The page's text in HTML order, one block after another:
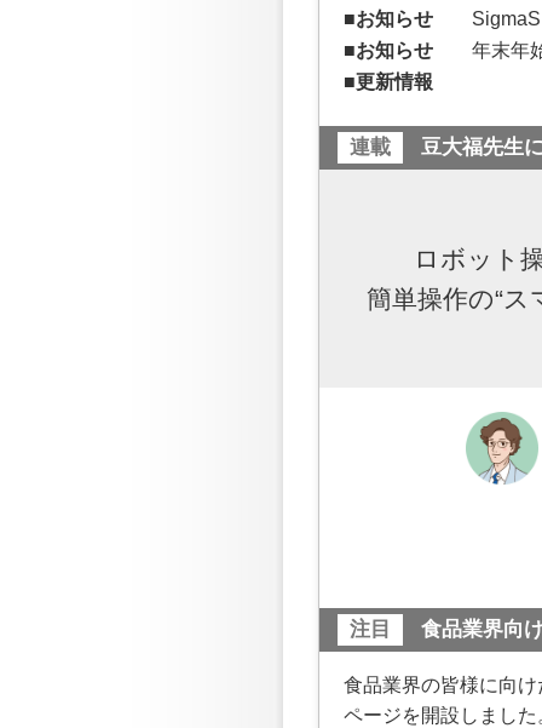
■お知らせ
■お知らせ
年末年
■更新情報
連載 豆大福先生
ロボット
簡単操作の“
注目 食品業界向
食品業界の皆様に向
ページを開設しました